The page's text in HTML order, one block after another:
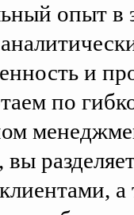
опыт в
и
по
а